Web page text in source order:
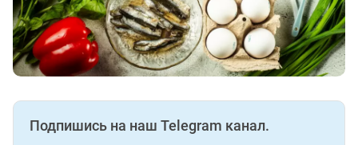
Подпишись на наш Telegram канал.